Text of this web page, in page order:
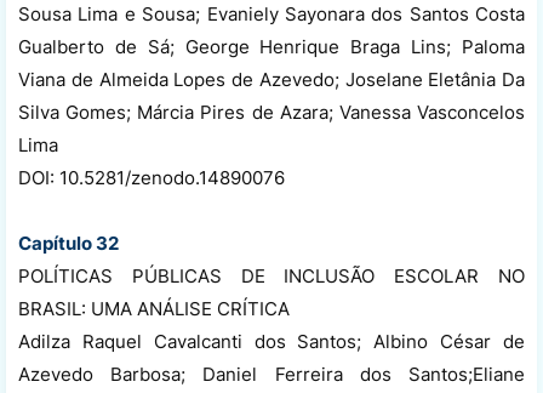
Sousa Lima e Sousa; Evaniely Sayonara dos Santos Costa
Gualberto de Sá; George Henrique Braga Lins; Paloma
Viana de Almeida Lopes de Azevedo; Joselane Eletânia Da
Silva Gomes; Márcia Pires de Azara; Vanessa Vasconcelos
Lima
DOI: 10.5281/zenodo.14890076
Capítulo 32
POLÍTICAS PÚBLICAS DE INCLUSÃO ESCOLAR NO
BRASIL: UMA ANÁLISE CRÍTICA
Adilza Raquel Cavalcanti dos Santos; Albino César de
Azevedo Barbosa; Daniel Ferreira dos Santos;Eliane